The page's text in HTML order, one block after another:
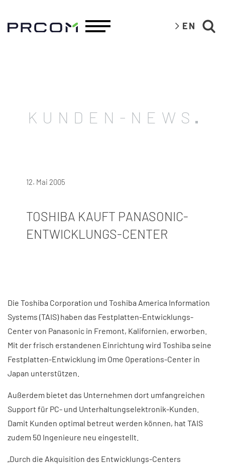
EN
KUNDEN-NEWS
12. Mai 2005
TOSHIBA KAUFT PANASONIC-
ENTWICKLUNGS-CENTER
Die Toshiba Corporation und Toshiba America Information
Systems (TAIS) haben das Festplatten-Entwicklungs-
Center von Panasonic in Fremont, Kalifornien, erworben.
Mit der frisch erstandenen Einrichtung wird Toshiba seine
Festplatten-Entwicklung im Ome Operations-Center in
Japan unterstützen.
Außerdem bietet das Unternehmen dort umfangreichen
Support für PC- und Unterhaltungselektronik-Kunden.
Damit Kunden optimal betreut werden können, hat TAIS
zudem 50 Ingenieure neu eingestellt.
„Durch die Akquisition des Entwicklungs-Centers